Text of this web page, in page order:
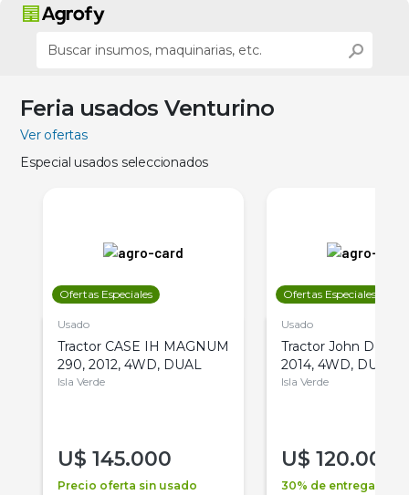
Feria usados Venturino
Ver ofertas
Especial usados seleccionados
Ofertas Especiales
Usado
Tractor CASE IH MAGNUM
290, 2012, 4WD, DUAL
Isla Verde
U$ 145.000
Precio oferta sin usado
Ofertas Especiales
Usado
Tractor John Deere
2014, 4WD, DUAL
Isla Verde
U$ 120.000
30% de entrega +